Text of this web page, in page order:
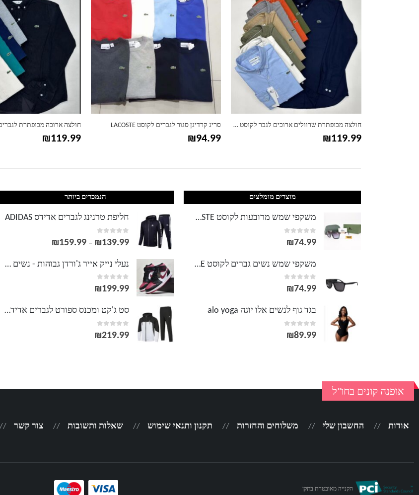
סריג קרדיגן סגור לגברים לקוסט LACOSTE
₪94.99
חולצה ארוכה מכופתרת לגברים לקוסט LACOST
₪119.99
מצחיה דגם לקוסט LACOSTE
₪57.41
מוצרים מומלצים
משקפי שמש מרובעות לקוסט LACOSTE
0
out of 5
₪74.99
משקפי שמש נשים גברים לקוסט LACOSTE
0
out of 5
₪74.99
בגד גוף לנשים אלו יוגה alo yoga
0
out of 5
₪89.99
הנמכרים ביותר
חליפת טרנינג לגברים אדידס ADIDAS
0
out of 5
₪139.99
–
₪159.99
טווח
נעלי נייק אייר ג'ורדן גבוהות - נשים גברים NIKE AIR JORDAN
0
out of 5
₪199.99
סט ג'קט ומכנס ספורט לגברים אדידס ADIDAS
0
out of 5
₪219.99
אופנה קונים בחו"ל
אודות החשבון שלי משלוחים והחזרות תקנון ותנאי שימוש שאלות ותשובות צור קשר
הקנייה מאובטחת בתקן